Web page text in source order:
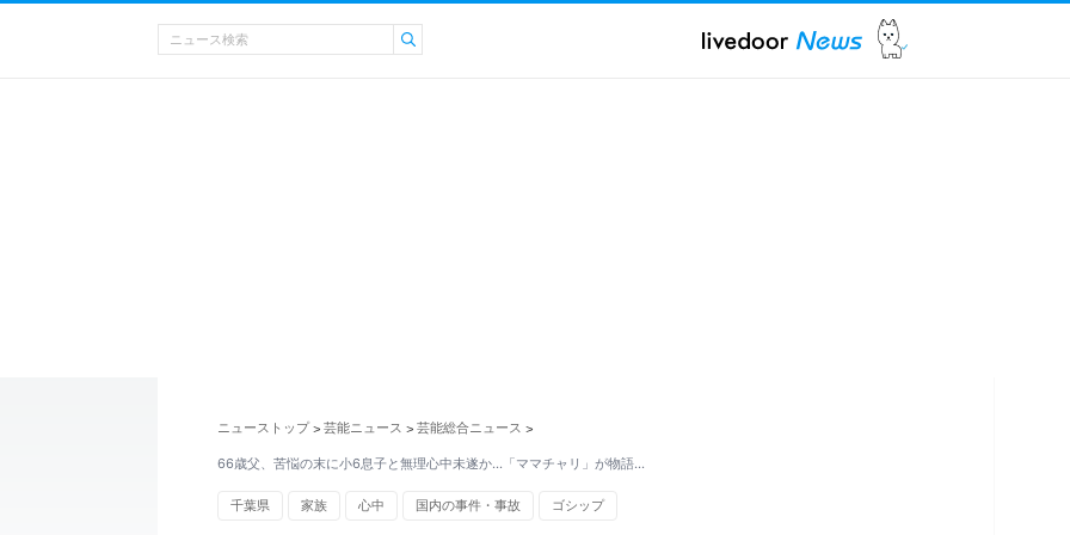
ニューストップ > 芸能ニュース > 芸能総合ニュース >
66歳父、苦悩の末に小6息子と無理心中未遂か…「ママチャリ」が物語…
千葉県 家族 心中 国内の事件・事故 ゴシップ